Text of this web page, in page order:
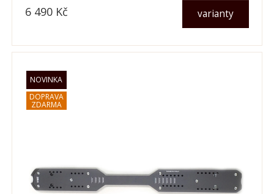
varianty
6 490 Kč